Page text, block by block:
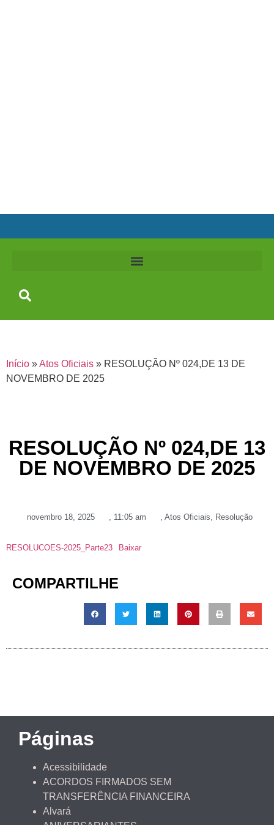
Início »Atos Oficiais » RESOLUÇÃO Nº 024,DE 13 DE
NOVEMBRO DE 2025
RESOLUÇÃO Nº 024,DE 13
DE NOVEMBRO DE 2025
novembro 18, 2025 , 11:05 am , Atos Oficiais, Resolução
RESOLUCOES-2025_Parte23 Baixar
COMPARTILHE
Páginas
Acessibilidade
ACORDOS FIRMADOS SEM
TRANSFERÊNCIA FINANCEIRA
Alvará